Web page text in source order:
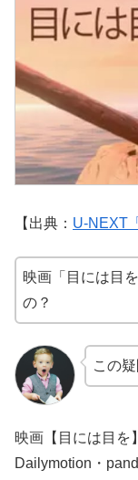
【出典： U-NEXT
映画「目には目
の？
この
映画【目には目を
Dailymotion・